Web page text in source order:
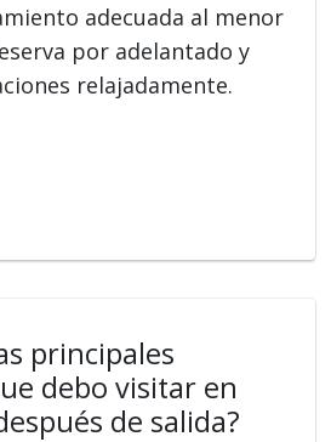
adecuada al menor
por adelantado y
relajadamente.
principales
debo visitar en
de salida?